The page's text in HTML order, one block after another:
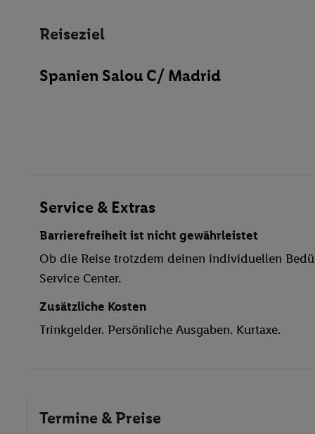
Konferenzraum
Parkplatz
Pool- / Snackbar
Reiseziel
Spanien Salou C/ Madrid
Service & Extras
Barrierefreiheit ist nicht gewährleistet
Ob die Reise trotzdem deinen individuellen
Service Center.
Zusätzliche Kosten
Trinkgelder. Persönliche Ausgaben. Kurtaxe.
Termine & Preise